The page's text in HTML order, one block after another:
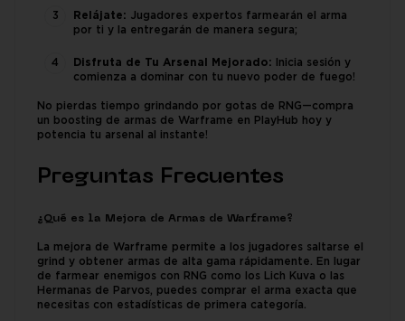
Relájate: Jugadores expertos farmearán el arma
por ti y la entregarán de manera segura;
Disfruta de Tu Arsenal Mejorado: Inicia sesión y
comienza a dominar con tu nuevo poder de fuego!
No pierdas tiempo grindando por gotas de RNG—compra
un boosting de armas de Warframe en PlayHub hoy y
potencia tu arsenal al instante!
Preguntas Frecuentes
¿Qué es la Mejora de Armas de Warframe?
La mejora de Warframe permite a los jugadores saltarse el
grind y obtener armas de alta gama rápidamente. En lugar
de farmear enemigos con RNG como los Lich Kuva o las
Hermanas de Parvos, puedes comprar el arma exacta que
necesitas con estadísticas de primera categoría.